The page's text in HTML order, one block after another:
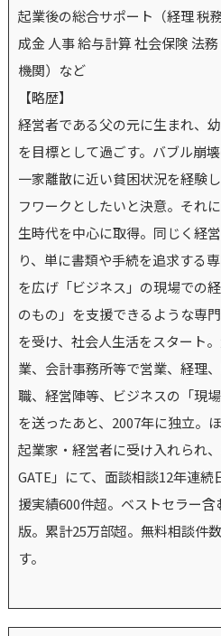
起業後の総合サポート（経理 税
成金 人事 給与計算 社会保険 法
機関）など
【略歴】
経営者である父の元に生まれ、
を目標として過ごす。バブル崩
一家離散に近い貧困状況を経験
フワークとしたいと決意。それ
生時代を中心に取得。同じく経
り、単に書類や手続を追求する
を広げ「ビジネス」の現場での
のもの」を支援できるような専
を受け、社会人生活をスタート
業、会計事務所等で営業、経理
職、経営陣等、ビジネスの「現
を送ったあと、2007年に独立。
起業家・経営者に受け入れられ
GATE」にて、面談相談12年連
援実績600件超。ベストセラー
版。累計25万部超。無料相談件
す。